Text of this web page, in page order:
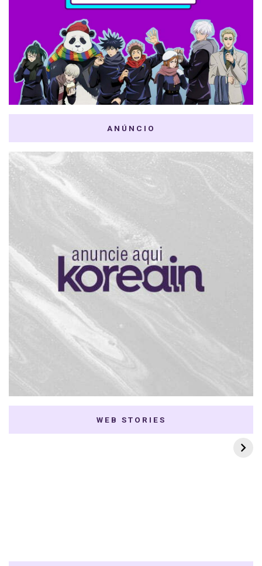
ANÚNCIO
WEB STORIES
7 K-dramas Enemies
to Lovers
Thai Dramas com
First e Khaotung